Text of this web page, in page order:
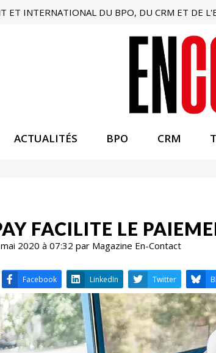
ET INTERNATIONAL DU BPO, DU CRM ET DE
ACTUALITÉS BPO CRM
FACILITE LE
2020 à 07:32 par Magazine En-Contact
Email Facebook LinkedIn